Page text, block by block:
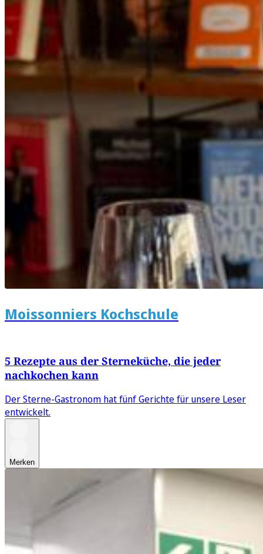
Moissonniers Kochschule
5 Rezepte aus der Sterneküche, die jeder
nachkochen kann
Der Sterne-Gastronom hat fünf Gerichte für unsere Leser
entwickelt.
Merken